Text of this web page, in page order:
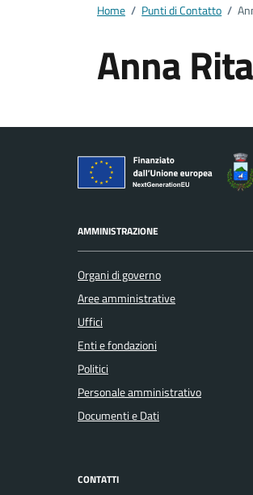
Home / Punti di Contatto /
Anna
AMMINISTRAZIONE
Organi di governo
Aree amministrative
Uffici
Enti e fondazioni
Politici
Personale amministrativo
Documenti e Dati
CONTATTI